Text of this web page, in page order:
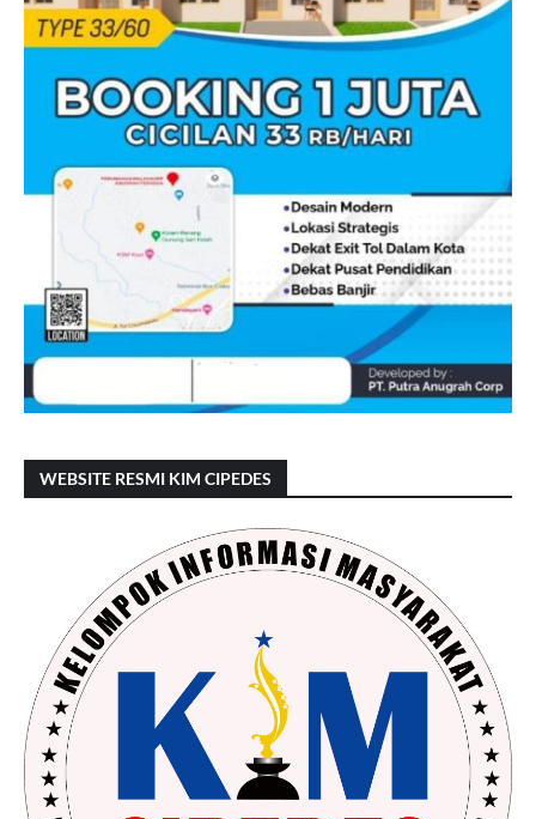
WEBSITE RESMI KIM CIPEDES